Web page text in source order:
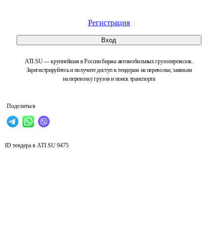
Регистрация
Вход
ATI.SU — крупнейшая в России биржа автомобильных грузоперевозок.
Зарегистрируйтесь и получите доступ к тендерам на перевозки, заявкам
на перевозку грузов и поиск транспорта
Поделиться
ID тендера в ATI.SU 9475